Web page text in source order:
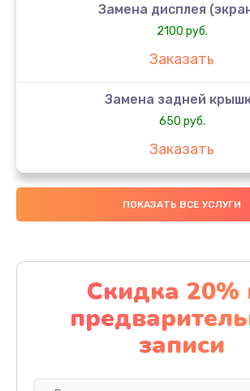
Замена дисплея
2100 руб.
Заказать
Замена задней
650 руб.
Заказать
Замена
4000 руб.
Замена материнской
1100 руб.
Заказать
ПОКАЗАТЬ ВСЕ УСЛУГИ
Скидка 20%
записи